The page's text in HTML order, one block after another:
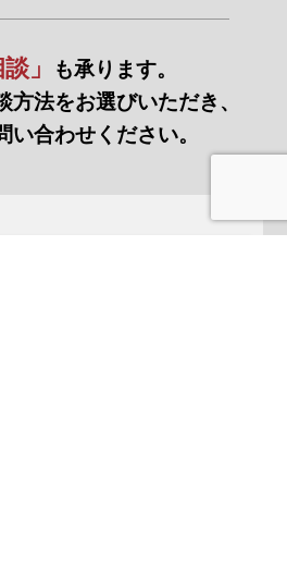
」
も承ります。
方法をお選びいただき、
い合わせください。